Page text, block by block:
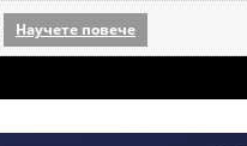
Научете повече